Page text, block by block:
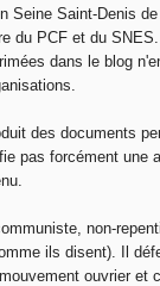
Seine Saint-Denis
du PCF et du
dans le blog
des documents
pas forcément une
non-
ils disent). Il
ouvrier et